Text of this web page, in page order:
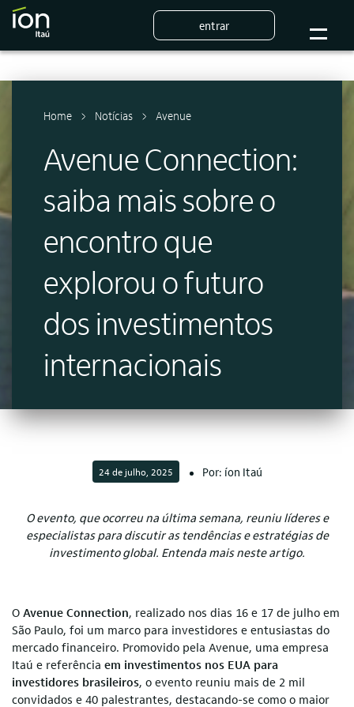
entrar
Home Notícias Avenue
Avenue Connection:
saiba mais sobre o
encontro que
explorou o futuro
dos investimentos
internacionais
24 de julho, 2025 Por: íon Itaú
O evento, que ocorreu na última semana, reuniu líderes e
especialistas para discutir as tendências e estratégias de
investimento global. Entenda mais neste artigo.
O Avenue Connection, realizado nos dias 16 e 17 de julho em
São Paulo, foi um marco para investidores e entusiastas do
mercado financeiro. Promovido pela Avenue, uma empresa
Itaú e referência em investimentos nos EUA para
investidores brasileiros, o evento reuniu mais de 2 mil
convidados e 40 palestrantes, destacando-se como o maior